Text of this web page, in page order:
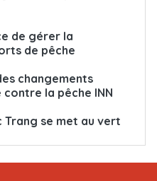
de gérer la
de pêche
changements
la pêche INN
Trang se met au vert